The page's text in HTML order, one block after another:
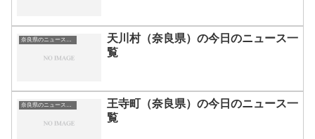
奈良県のニュース一覧
天川村（奈良県）の今日のニュース一
覧
奈良県のニュース一覧
王寺町（奈良県）の今日のニュース一
覧